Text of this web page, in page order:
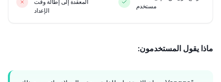
مستخدم
المعقدة إلى إطالة وقت
يقول المستخدمون: